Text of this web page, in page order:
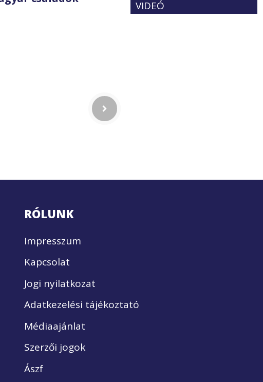
VIDEÓ
RÓLUNK
Impresszum
Kapcsolat
Jogi nyilatkozat
Adatkezelési tájékoztató
Médiaajánlat
Szerzői jogok
Ászf